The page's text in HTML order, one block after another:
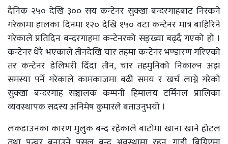
दैनिक २५० देखि ३०० सय कन्टेनर सुक्खा बन्दरगाहबाट निस्कने
गरेकामा हालका दिनमा १२० देखि १५० वटा कन्टेनर मात्र बाहिरिने
गरेकाले प्रतिदिन बन्दरगाहमा कन्टेनरको सङ्ख्या बढ्दै गएको हो ।
कन्टेनर धेरै भएकाले तीनदेखि चार तहमा कन्टेनर भण्डारण गरिएको
तर कन्टेनर डेलिभरी दिँदा तीन, चार तहमुनिको निकाल्न अझ
समस्या पर्ने गरेकाले कामकाजमा बढी समय र खर्च लाग्ने गरेको
सुक्खा बन्दरगाह सञ्चालक कम्पनी हिमालय टर्मिनल प्रालिका
व्यवस्थापक सदस्य अनिमेष कुमारले बताउनुभयो ।
लकडाउनका कारण मुलुक बन्द रहेकाले बाटोमा खाना खाने होटल